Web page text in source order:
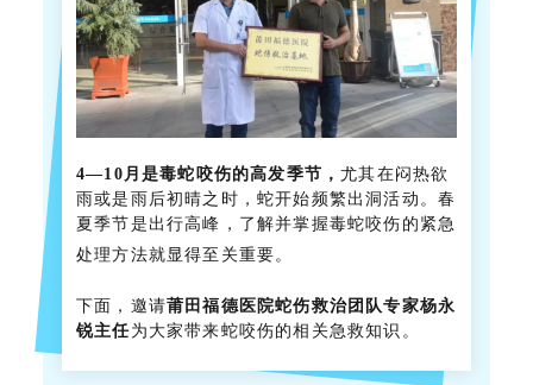
4—10月是毒蛇咬伤的高发季节，尤其在闷热欲
雨或是雨后初晴之时，蛇开始频繁出洞活动。春
夏季节是出行高峰，了解并掌握毒蛇咬伤的紧急
处理方法就显得至关重要。
下面，邀请莆田福德医院蛇伤救治团队专家杨永
锐主任为大家带来蛇咬伤的相关急救知识。